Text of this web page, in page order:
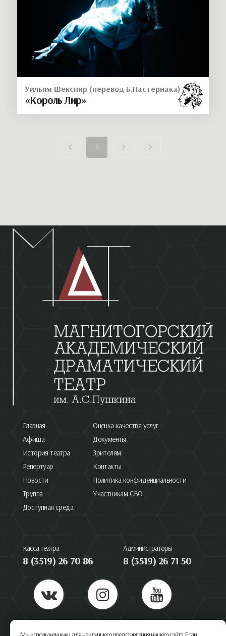
Уильям Шекспир (перевод Б.Пастернака)
«Король Лир»
1 2
Главная
Афиша
История театра
Репертуар
Новости
Труппа
Доступная среда
Оценка качества услуг
Документы
Зрителям
Контакты
Политика конфиденциальности
Участникам СВО
Касса театра
8 (3519) 26 70 86
Администраторы
8 (3519) 26 71 50